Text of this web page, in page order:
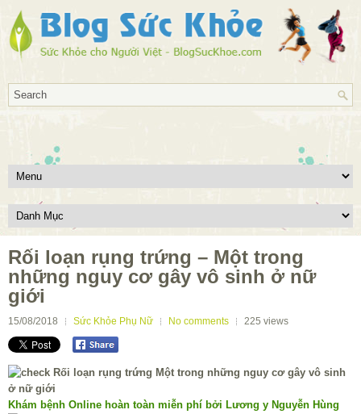
Rối loạn rụng trứng – Một trong
những nguy cơ gây vô sinh ở nữ
giới
15/08/2018 Sức Khỏe Phụ Nữ No comments 225 views
Khám bệnh Online hoàn toàn miễn phí bởi Lương y Nguyễn Hùng